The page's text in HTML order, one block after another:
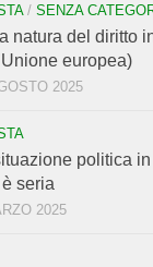
/ SENZA
natura del diritto
europea)
2025
politica
seria
2025